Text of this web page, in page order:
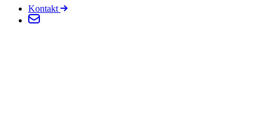
Kontakt